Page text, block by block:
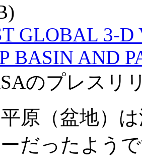
GLOBAL 3-
BASIN AND
のプレスリ
原（盆地）
だったよう